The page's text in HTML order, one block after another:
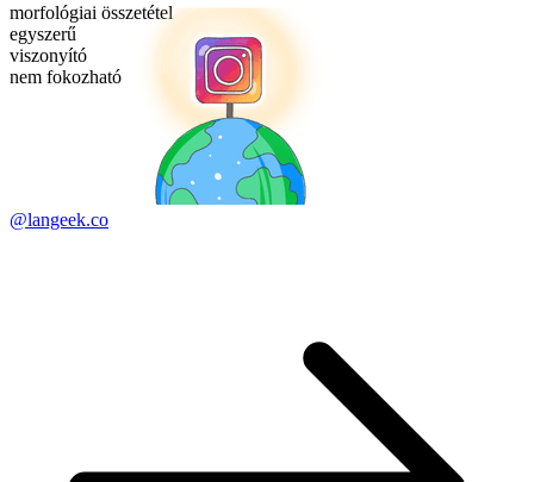
morfológiai összetétel
egyszerű
viszonyító
nem fokozható
@langeek.co